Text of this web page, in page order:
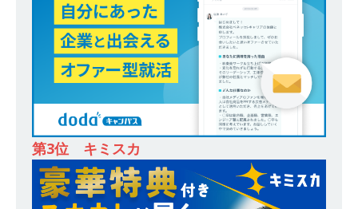
休み ｜ データアナリティクスラボ
体育会積
極採用企業
[ 2026年5月14日 ]
【 28卒 ｜ 東京勤務・転勤な
し 】 食品・生鮮業界に特化した人材紹介サービ
スを提供するベンチャー企業 ｜ 設立から毎年黒
字経営。売上は常に右肩上がり ｜ 未経験から営
業として成長・収入アップが目指せる環境 ｜ オ
イシル
体育会積極採用企業
第3位 キミスカ